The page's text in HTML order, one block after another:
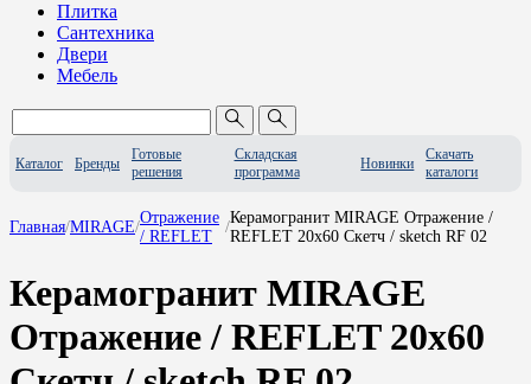
Плитка
Сантехника
Двери
Мебель
Каталог Бренды
Готовые
решения
Складская
программа
Новинки
Скачать
каталоги
Главная/MIRAGE/
Отражение
/ REFLET
/
Керамогранит MIRAGE Отражение /
REFLET 20x60 Скетч / sketch RF 02
Керамогранит MIRAGE
Отражение / REFLET 20x60